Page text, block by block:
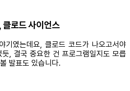
클로드 사이언스
기였는데요, 클로드 코드가 나오고서야
, 결국 중요한 건 프로그램일지도 모릅
발표도 있습니다.